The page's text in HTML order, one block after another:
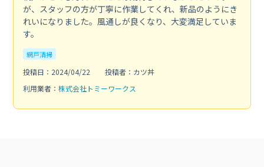
が、スタッフの方が丁寧に作業してくれ、新品のようにき
れいになりました。風通しが良くなり、大変満足していま
す。
網戸清掃
投稿日：2024/04/22
投稿者：カツ丼
利用業者： 株式会社トミーワークス